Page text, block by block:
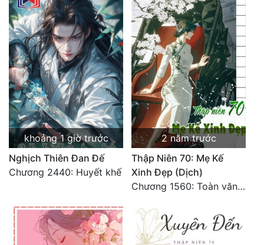
Vô Địch Lưu
Xây Dựng Thế Lực
Đam Mỹ
Đẹp
Đẹp Hiệp
Tính Cách Nhân Vật :
Cơ Trí
Sát Phạt Quyết Đoán
Điềm Đạm
khoảng 1 giờ trước
Nghịch Thiên Đan Đế
Chương 2440: Huyết khế
2 năm trước
Thập Niên 70: Mẹ Kế
Xinh Đẹp (Dịch)
Chương 1560: Toàn văn hoàn